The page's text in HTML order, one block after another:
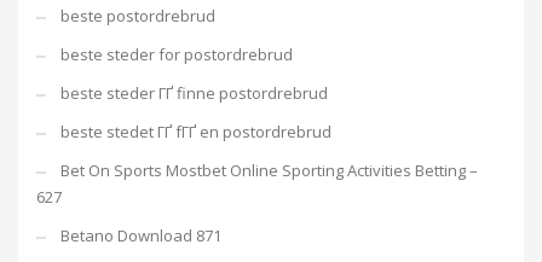
beste postordrebrud
beste steder for postordrebrud
beste steder ГҐ finne postordrebrud
beste stedet ГҐ fГҐ en postordrebrud
Bet On Sports Mostbet Online Sporting Activities Betting –
627
Betano Download 871